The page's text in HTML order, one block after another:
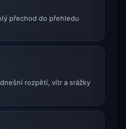
přechod do přehledu
rozpětí, vítr a srážky